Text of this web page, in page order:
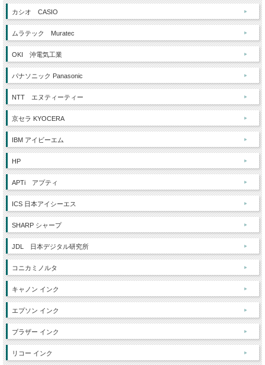
カシオ CASIO
ムラテック Muratec
OKI 沖電気工業
パナソニック Panasonic
NTT エヌティーティー
京セラ KYOCERA
IBM アイビーエム
HP
APTi アプティ
ICS 日本アイシーエス
SHARP シャープ
JDL 日本デジタル研究所
コニカミノルタ
キャノン インク
エプソン インク
ブラザー インク
リコー インク